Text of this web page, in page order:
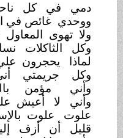
كل ناحية
يسيل
غائص في القهر حتى
المعاول غير بيتي
نساء قومي
يحجرون عليصوتي
أني مصر
مؤمن بالله رباً
أعيش على النفايا
علوت بالإسلامشأنا
أن أزف إليه روحي